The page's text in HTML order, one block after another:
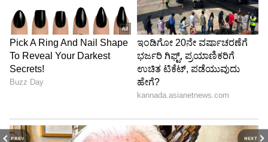
PREV NEXT
ಆದ್ರೆ, ಜೆಡಿಎಸ್ ರಾಜ್ಯಾಧ್ಯಕ್ಷ ಸ್ಥಾನ ನೀಡಬೇಕೆಂಬ ಬೇಡಿಕೆ
ಇಟ್ಟಿದ್ದಾರೆ ಎಂದು ತಿಳಿದುಬಂದಿದೆ. ಈ ಹಿನ್ನೆಲೆಯಲ್ಲಿ
ದೇವೇಗೌಡ ಅವರು ಸದ್ಯಕ್ಕೆ ಅಸಾಧ್ಯ. ಮುಂದೆ ನೋಡೋಣ
ಎನ್ನುವ ಭರವಸೆ ನೀಡಿದ್ದಾರೆ ಎನ್ನಲಾಗಿದೆ.